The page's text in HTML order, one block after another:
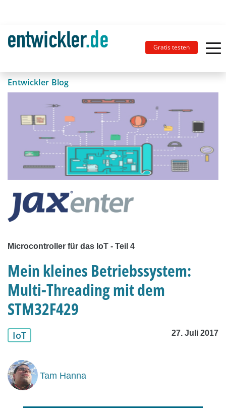
Gratis testen
Entwickler Blog
Microcontroller für das IoT - Teil 4
Mein kleines Betriebssystem:
Multi-Threading mit dem
STM32F429
IoT 27. Juli 2017
Tam Hanna